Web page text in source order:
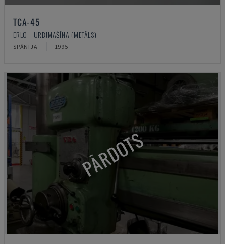
TCA-45
ERLO - URBJMAŠĪNA (METĀLS)
SPĀNIJA 1995
PĀRDOTS